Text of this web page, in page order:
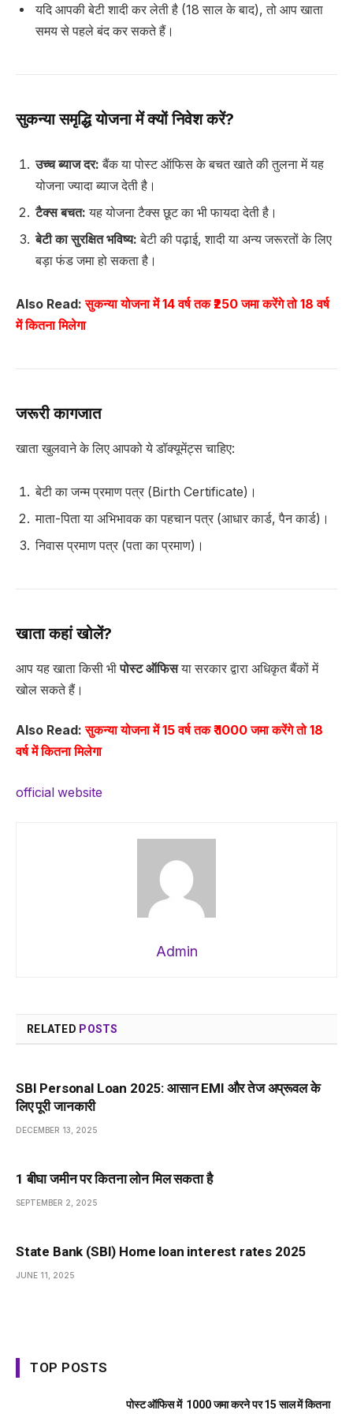
यदि आपकी बेटी शादी कर लेती है (18 साल के बाद), तो आप खाता
समय से पहले बंद कर सकते हैं।
सुकन्या समृद्धि योजना में क्यों निवेश करें?
उच्च ब्याज दर: बैंक या पोस्ट ऑफिस के बचत खाते की तुलना में यह
योजना ज्यादा ब्याज देती है।
टैक्स बचत: यह योजना टैक्स छूट का भी फायदा देती है।
बेटी का सुरक्षित भविष्य: बेटी की पढ़ाई, शादी या अन्य जरूरतों के लिए
बड़ा फंड जमा हो सकता है।
Also Read:सुकन्या योजना में 14 वर्ष तक ₹250 जमा करेंगे तो 18 वर्ष
में कितना मिलेगा
जरूरी कागजात
खाता खुलवाने के लिए आपको ये डॉक्यूमेंट्स चाहिए:
बेटी का जन्म प्रमाण पत्र (Birth Certificate)।
माता-पिता या अभिभावक का पहचान पत्र (आधार कार्ड, पैन कार्ड)।
निवास प्रमाण पत्र (पता का प्रमाण)।
खाता कहां खोलें?
आप यह खाता किसी भीपोस्ट ऑफिसया सरकार द्वारा अधिकृत बैंकों में
खोल सकते हैं।
Also Read:सुकन्या योजना में 15 वर्ष तक ₹ 1000 जमा करेंगे तो 18
वर्ष में कितना मिलेगा
official website
Admin
RELATED POSTS
SBI Personal Loan 2025: आसान EMI और तेज अप्रूवल के
लिए पूरी जानकारी
DECEMBER 13, 2025
1 बीघा जमीन पर कितना लोन मिल सकता है
SEPTEMBER 2, 2025
State Bank (SBI) Home loan interest rates 2025
JUNE 11, 2025
TOP POSTS
पोस्ट ऑफिस में ₹ 1000 जमा करने पर 15 साल में कितना